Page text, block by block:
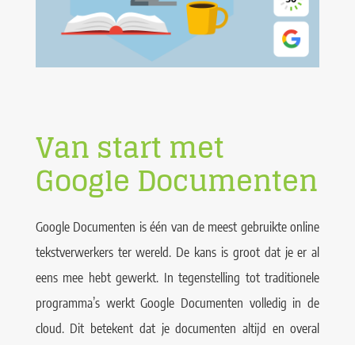
Van start met
Google Documenten
Google Documenten is één van de meest gebruikte online
tekstverwerkers ter wereld. De kans is groot dat je er al
eens mee hebt gewerkt. In tegenstelling tot traditionele
programma’s werkt Google Documenten volledig in de
cloud. Dit betekent dat je documenten altijd en overal